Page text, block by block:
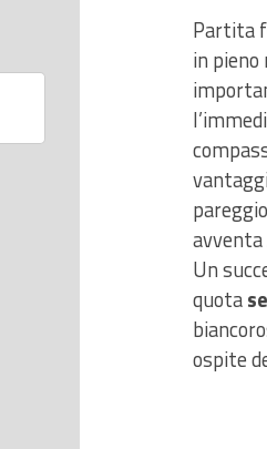
Partita
in pieno
avventa
Un
quota
ospite